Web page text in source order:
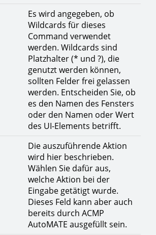
Es wird angegeben, ob
Wildcards für dieses
Command verwendet
werden. Wildcards sind
Platzhalter (* und ?), die
genutzt werden können,
sollten Felder frei gelassen
werden. Entscheiden Sie, ob
es den Namen des Fensters
oder den Namen oder Wert
des UI-Elements betrifft.
Die auszuführende Aktion
wird hier beschrieben.
Wählen Sie dafür aus,
welche Aktion bei der
Eingabe getätigt wurde.
Dieses Feld kann aber auch
bereits durch ACMP
AutoMATE ausgefüllt sein.